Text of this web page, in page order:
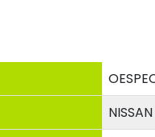
NISSAN